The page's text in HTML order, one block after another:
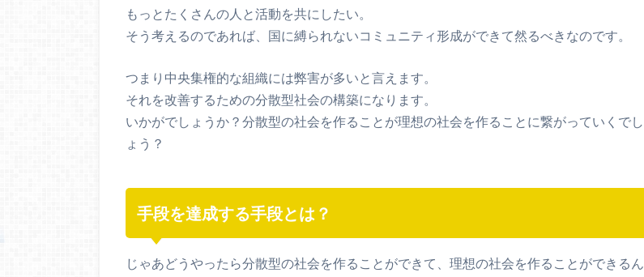
もっとたくさんの人と活動を共にしたい。
そう考えるのであれば、国に縛られないコミュニティ形成ができて然るべきなのです。
つまり中央集権的な組織には弊害が多いと言えます。
それを改善するための分散型社会の構築になります。
いかがでしょうか？分散型の社会を作ることが理想の社会を作ることに繋がっていくでし
ょう？
手段を達成する手段とは？
じゃあどうやったら分散型の社会を作ることができて、理想の社会を作ることができるん